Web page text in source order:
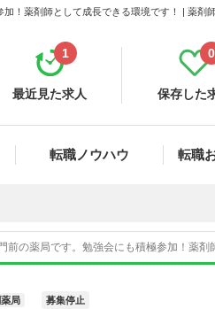
薬剤師として成長できる環境です！ | 薬剤
最近見た求人
1
保存した
0
転職ノウハウ 転職
前の薬局です。勉強会にも積極参加！薬
局 募集停止